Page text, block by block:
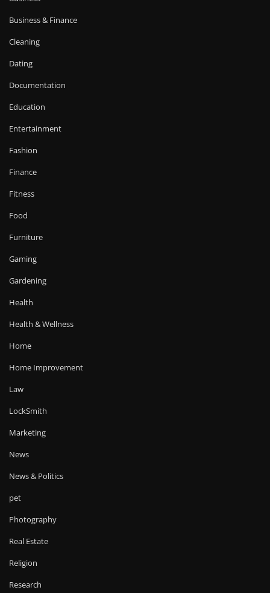
Business & Finance
Cleaning
Dating
Documentation
Education
Entertainment
Fashion
Finance
Fitness
Food
Furniture
Gaming
Gardening
Health
Health & Wellness
Home
Home Improvement
Law
LockSmith
Marketing
News
News & Politics
pet
Photography
Real Estate
Religion
Research